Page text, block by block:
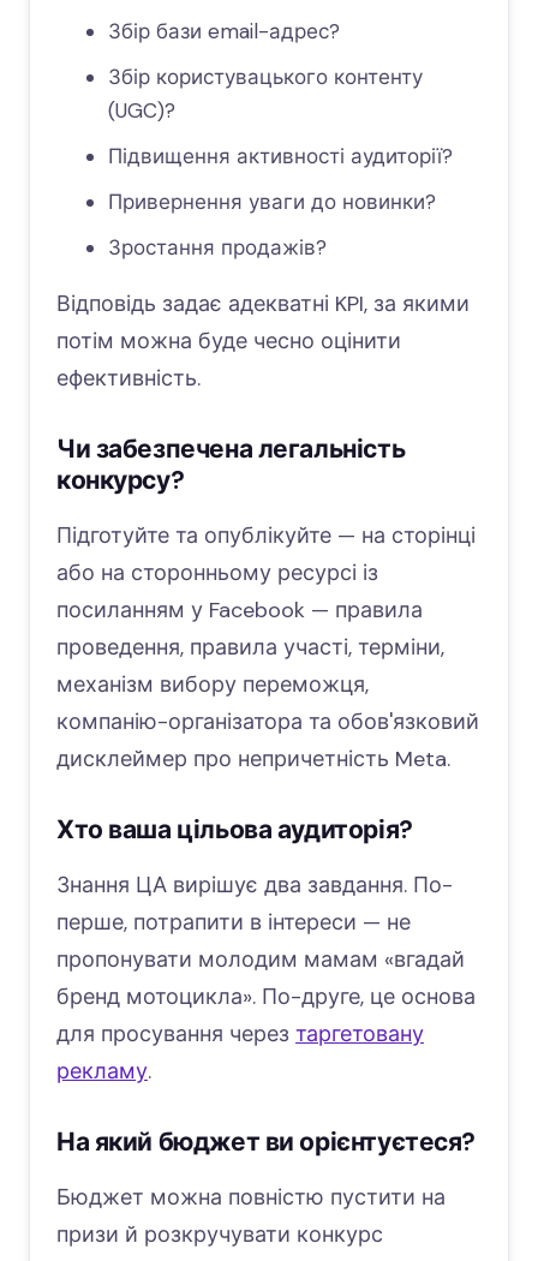
Збір бази email-адрес?
Збір користувацького контенту
(UGC)?
Підвищення активності аудиторії?
Привернення уваги до новинки?
Зростання продажів?
Відповідь задає адекватні KPI, за якими
потім можна буде чесно оцінити
ефективність.
Чи забезпечена легальність
конкурсу?
Підготуйте та опублікуйте — на сторінці
або на сторонньому ресурсі із
посиланням у Facebook — правила
проведення, правила участі, терміни,
механізм вибору переможця,
компанію-організатора та обов'язковий
дисклеймер про непричетність Meta.
Хто ваша цільова аудиторія?
Знання ЦА вирішує два завдання. По-
перше, потрапити в інтереси — не
пропонувати молодим мамам «вгадай
бренд мотоцикла». По-друге, це основа
для просування через таргетовану
рекламу.
На який бюджет ви орієнтуєтеся?
Бюджет можна повністю пустити на
призи й розкручувати конкурс